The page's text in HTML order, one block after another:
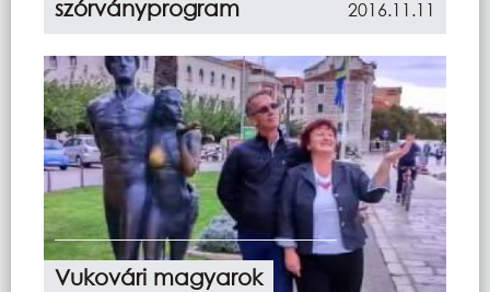
szórványprogram
2016.11.11
Vukovári magyarok